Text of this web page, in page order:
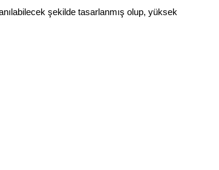
şekilde tasarlanmış olup, yüksek